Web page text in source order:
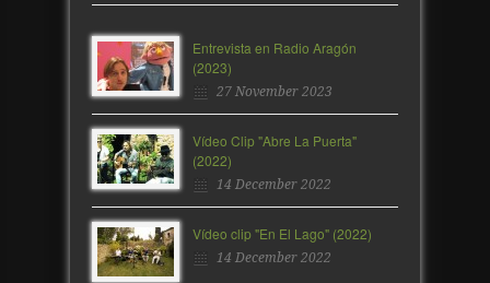
Entrevista en Radio Aragón
(2023)
27 November 2023
Vídeo Clip "Abre La Puerta"
(2022)
14 December 2022
Vídeo clip "En El Lago" (2022)
14 December 2022